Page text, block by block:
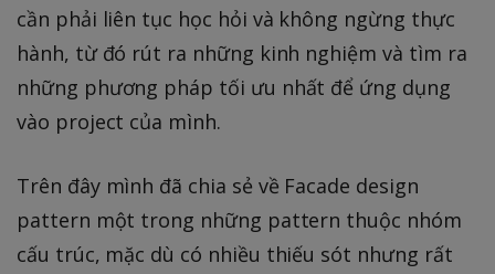
cần phải liên tục học hỏi và không ngừng thực
hành, từ đó rút ra những kinh nghiệm và tìm ra
những phương pháp tối ưu nhất để ứng dụng
vào project của mình.
Trên đây mình đã chia sẻ về Facade design
pattern một trong những pattern thuộc nhóm
cấu trúc, mặc dù có nhiều thiếu sót nhưng rất